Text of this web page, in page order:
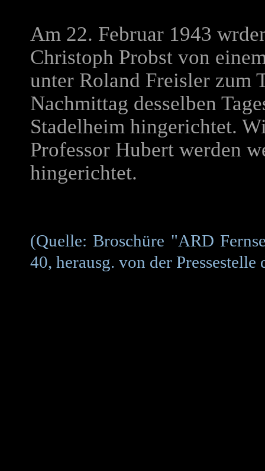
Am 22. Februar 1943
Christoph Probst von
unter Roland Freisler zum
Nachmittag desselben
Stadelheim hingerichtet.
Professor Hubert werden
hingerichtet.
(Quelle: Broschüre "ARD
40, herausg. von der Pressestelle